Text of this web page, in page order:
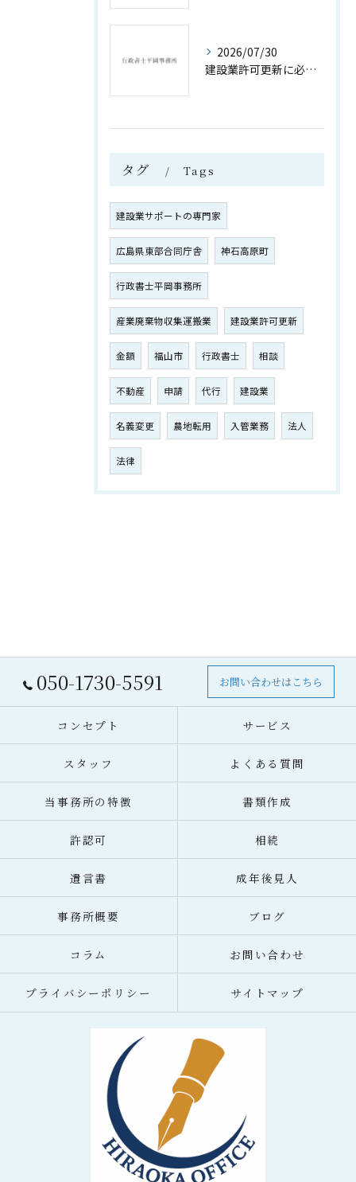
2026/07/30
建設業許可更新に必要な書類と手続きの全解説
タグ Tags
建設業サポートの専門家
広島県東部合同庁舎 神石高原町
行政書士平岡事務所
産業廃棄物収集運搬業 建設業許可更新
金額 福山市 行政書士 相談
不動産 申請 代行 建設業
名義変更 農地転用 入管業務 法人
法律
050-1730-5591 お問い合わせはこちら
コンセプト サービス
スタッフ よくある質問
当事務所の特徴 書類作成
許認可 相続
遺言書 成年後見人
事務所概要 ブログ
コラム お問い合わせ
プライバシーポリシー サイトマップ